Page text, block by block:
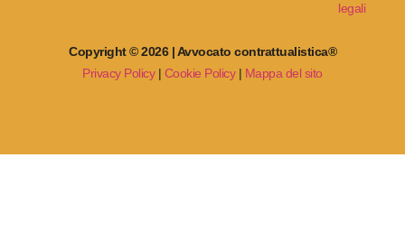
legali
Copyright © 2026 | Avvocato contrattualistica®
Privacy Policy| Cookie Policy| Mappa del sito